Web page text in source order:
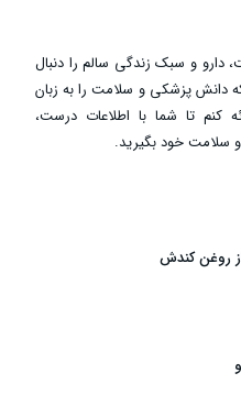
دارو و سبک زندگی سالم را دنبال
پزشکی و سلامت را به زبان
کنم تا شما با اطلاعات درست،
سلامت خود بگیرید.
روغن کندش